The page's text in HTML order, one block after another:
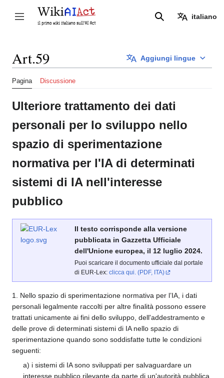
contenuto
Attiva/disattiva la barra laterale Ricerca italiano
Aggiungi lingue
Art.59
Pagina Discussione
Ulteriore trattamento dei dati
personali per lo sviluppo nello
spazio di sperimentazione
normativa per l'IA di determinati
sistemi di IA nell'interesse
pubblico
Il testo corrisponde alla versione
pubblicata in Gazzetta Ufficiale
dell'Unione europea, il 12 luglio 2024.
Puoi scaricare il documento ufficiale dal portale
di EUR-Lex: clicca qui. (PDF, ITA)
1. Nello spazio di sperimentazione normativa per l’IA, i dati
personali legalmente raccolti per altre finalità possono essere
trattati unicamente ai fini dello sviluppo, dell'addestramento e
delle prove di determinati sistemi di IA nello spazio di
sperimentazione quando sono soddisfatte tutte le condizioni
seguenti:
a) i sistemi di IA sono sviluppati per salvaguardare un
interesse pubblico rilevante da parte di un'autorità pubblica